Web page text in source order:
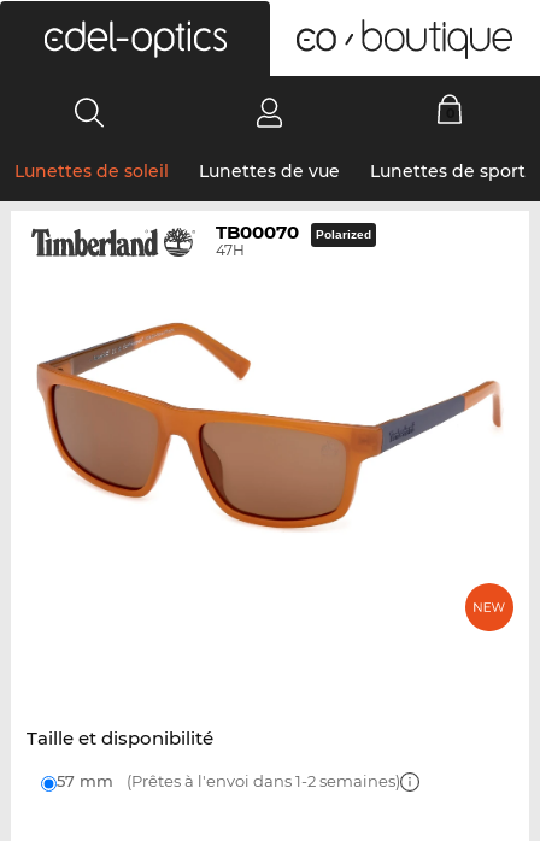
Lunettes de soleil Lunettes de vue Lunettes de sport
TB00070
47H
Polarized
Taille et disponibilité
57 mm (Prêtes à l'envoi dans 1-2 semaines)